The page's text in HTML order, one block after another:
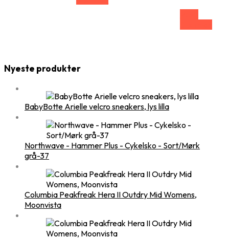
Nyeste produkter
BabyBotte Arielle velcro sneakers, lys lilla
Northwave - Hammer Plus - Cykelsko - Sort/Mørk
grå-37
Columbia Peakfreak Hera II Outdry Mid Womens,
Moonvista